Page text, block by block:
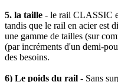
5. la taille - le rail CLASSIC
tandis que le rail en acier est
une gamme de tailles (sur
(par incréments d'un demi-
des besoins.
6) Le poids du rail - Sans